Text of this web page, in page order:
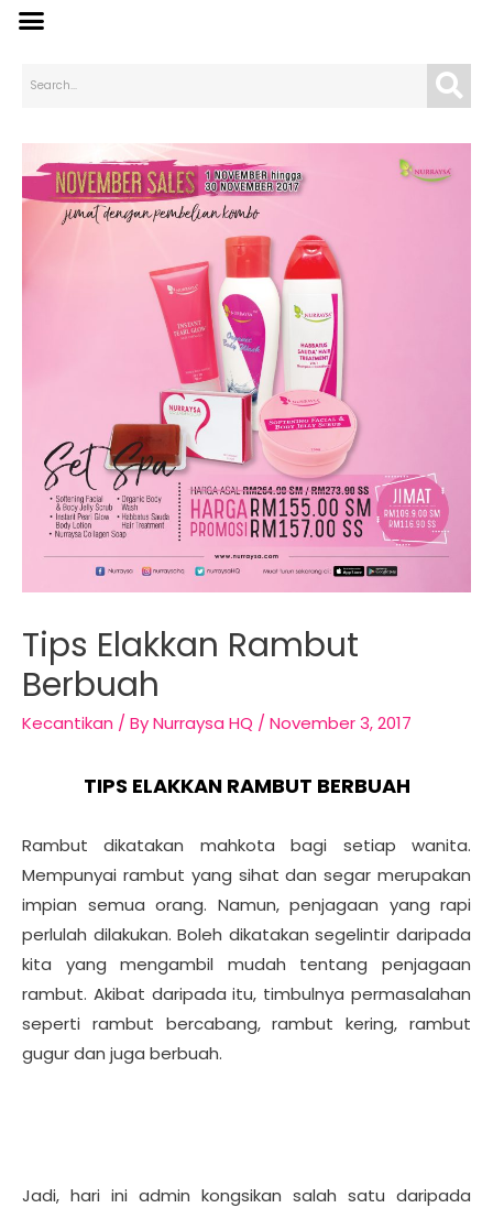
Tips Elakkan Rambut
Berbuah
Kecantikan / ByNurraysa HQ / November 3, 2017
TIPS ELAKKAN RAMBUT BERBUAH
Rambut dikatakan mahkota bagi setiap wanita.
Mempunyai rambut yang sihat dan segar merupakan
impian semua orang. Namun, penjagaan yang rapi
perlulah dilakukan. Boleh dikatakan segelintir daripada
kita yang mengambil mudah tentang penjagaan
rambut. Akibat daripada itu, timbulnya permasalahan
seperti rambut bercabang, rambut kering, rambut
gugur dan juga berbuah.
Jadi, hari ini admin kongsikan salah satu daripada